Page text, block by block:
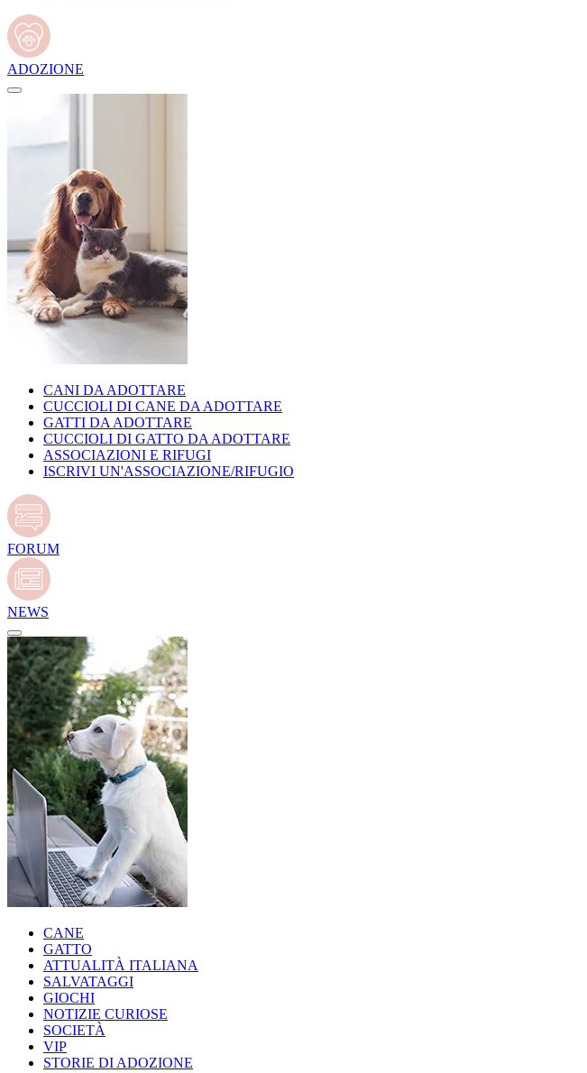
ADOZIONE
CANI DA ADOTTARE
CUCCIOLI DI CANE DA ADOTTARE
GATTI DA ADOTTARE
CUCCIOLI DI GATTO DA ADOTTARE
ASSOCIAZIONI E RIFUGI
ISCRIVI UN'ASSOCIAZIONE/RIFUGIO
FORUM
NEWS
CANE
GATTO
ATTUALITÀ ITALIANA
SALVATAGGI
GIOCHI
NOTIZIE CURIOSE
SOCIETÀ
VIP
STORIE DI ADOZIONE